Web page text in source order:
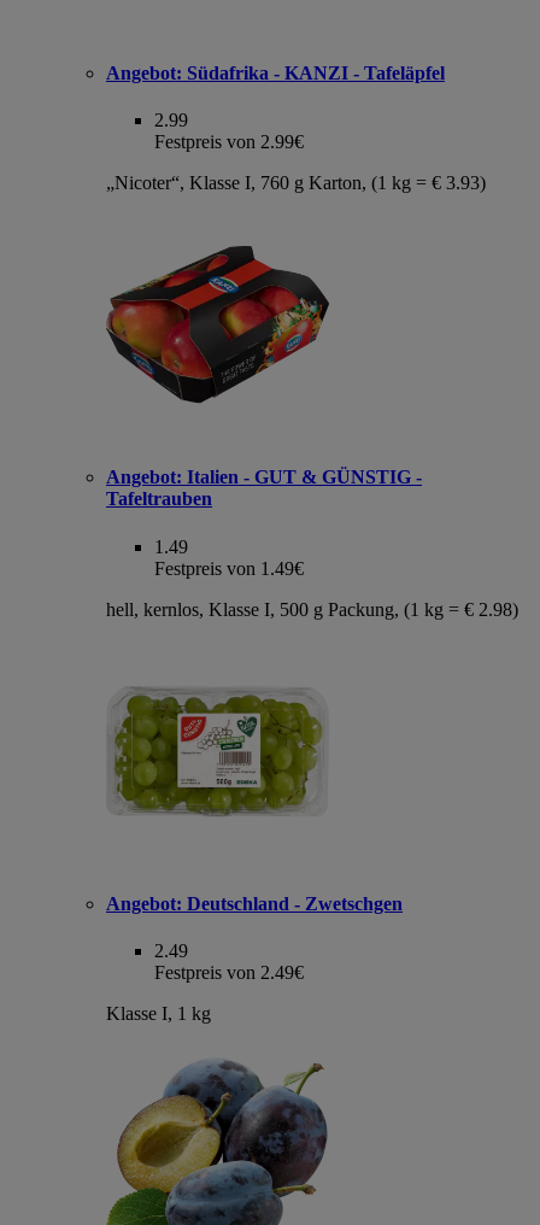
Angebot: Südafrika - KANZI - Tafeläpfel
2.99
Festpreis von 2.99€
„Nicoter“, Klasse I, 760 g Karton, (1 kg = € 3.93)
Angebot: Italien - GUT & GÜNSTIG -
Tafeltrauben
1.49
Festpreis von 1.49€
hell, kernlos, Klasse I, 500 g Packung, (1 kg = € 2.98)
Angebot: Deutschland - Zwetschgen
2.49
Festpreis von 2.49€
Klasse I, 1 kg